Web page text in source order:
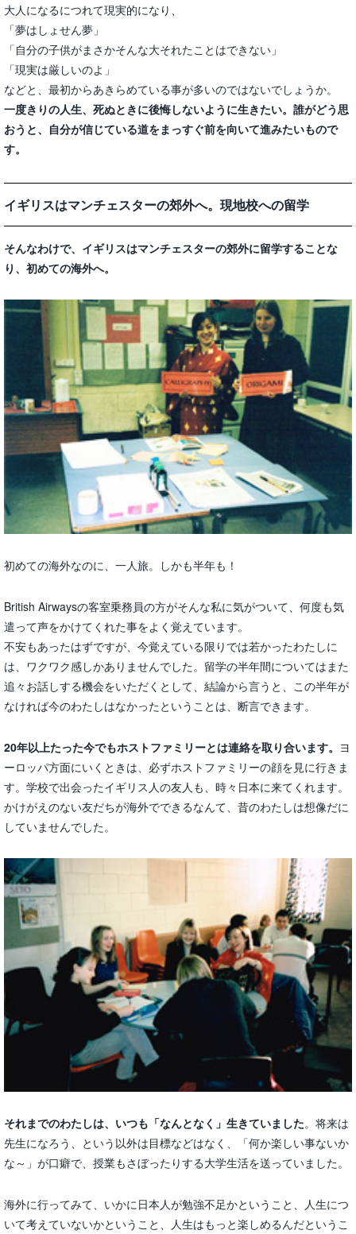
大人になるにつれて現実的になり、
「夢はしょせん夢」
「自分の子供がまさかそんな大それたことはできない」
「現実は厳しいのよ」
などと、最初からあきらめている事が多いのではないでしょうか。
一度きりの人生、死ぬときに後悔しないように生きたい。誰がどう思
おうと、自分が信じている道をまっすぐ前を向いて進みたいもので
す。
イギリスはマンチェスターの郊外へ。現地校への留学
そんなわけで、イギリスはマンチェスターの郊外に留学することな
り、初めての海外へ。
初めての海外なのに、一人旅。しかも半年も！
British Airwaysの客室乗務員の方がそんな私に気がついて、何度も気
遣って声をかけてくれた事をよく覚えています。
不安もあったはずですが、今覚えている限りでは若かったわたしに
は、ワクワク感しかありませんでした。留学の半年間についてはまた
追々お話しする機会をいただくとして、結論から言うと、この半年が
なければ今のわたしはなかったということは、断言できます。
20年以上たった今でもホストファミリーとは連絡を取り合います。 ヨ
ーロッパ方面にいくときは、必ずホストファミリーの顔を見に行きま
す。学校で出会ったイギリス人の友人も、時々日本に来てくれます。
かけがえのない友だちが海外でできるなんて、昔のわたしは想像だに
していませんでした。
それまでのわたしは、いつも「なんとなく」生きていました。将来は
先生になろう、という以外は目標などはなく、「何か楽しい事ないか
な～」が口癖で、授業もさぼったりする大学生活を送っていました。
海外に行ってみて、いかに日本人が勉強不足かということ、人生につ
いて考えていないかということ、人生はもっと楽しめるんだというこ